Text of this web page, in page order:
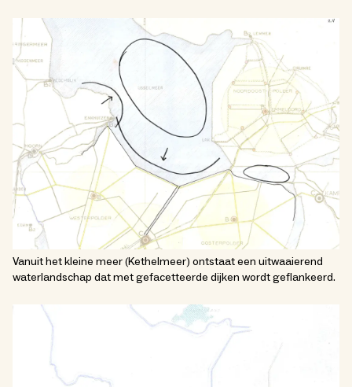
Vanuit het kleine meer (Kethelmeer) ontstaat een uitwaaierend
waterlandschap dat met gefacetteerde dijken wordt geflankeerd.